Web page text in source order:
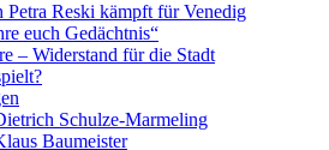
Petra Reski kämpft für Venedig
euch Gedächtnis“
– Widerstand für die Stadt
Schulze-Marmeling
Baumeister